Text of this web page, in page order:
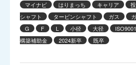
マイナビ
はりまっち キャリア
シャフト
タービンシャフト ガス
G
F L 小径 大径 ISO9001
構築補助金
2024新卒 既卒